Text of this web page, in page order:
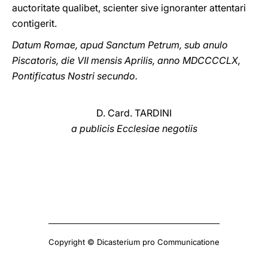
auctoritate qualibet, scienter sive ignoranter attentari
contigerit.
Datum Romae, apud Sanctum Petrum, sub anulo
Piscatoris, die VII mensis Aprilis, anno MDCCCCLX,
Pontificatus Nostri secundo.
D. Card. TARDINI
a publicis Ecclesiae negotiis
Copyright © Dicasterium pro Communicatione